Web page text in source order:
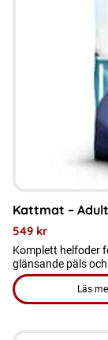
Kattmat –
549 kr
Komplett helfoder
glänsande päls
Läs